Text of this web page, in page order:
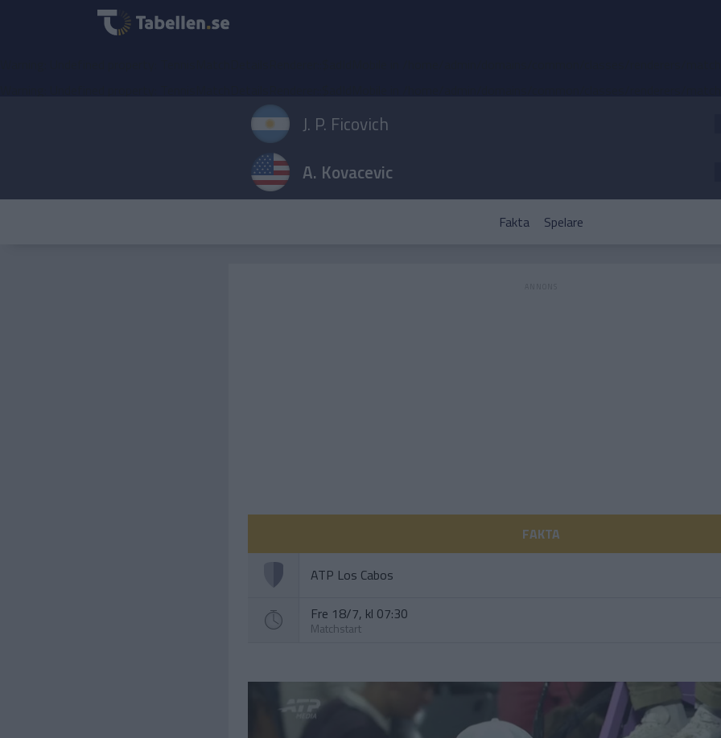
J. P. Ficovich
A. Kovacevic
Fakta Spelare
FAKTA
ATP Los Cabos
Fre 18/7, kl 07:30
Matchstart